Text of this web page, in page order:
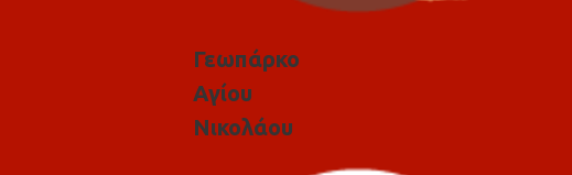
Γεωπάρκο
Αγίου
Νικολάου